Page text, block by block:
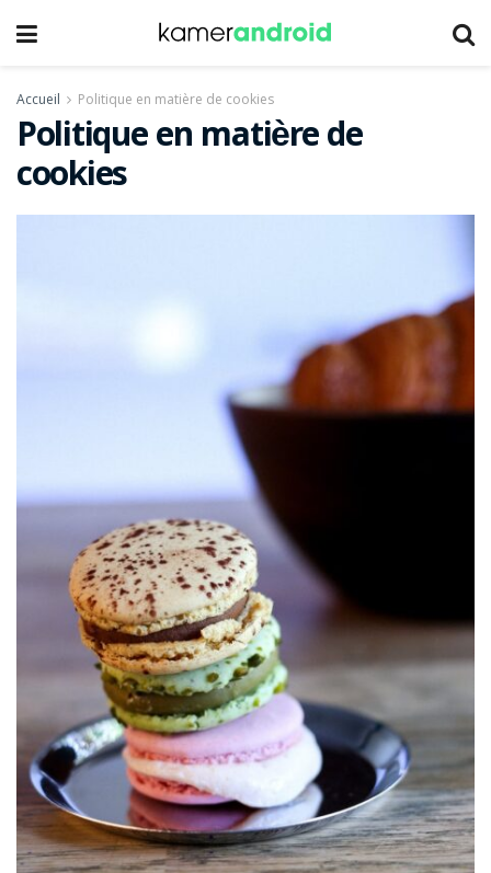
Accueil Politique en matière de cookies
Politique en matière de
cookies